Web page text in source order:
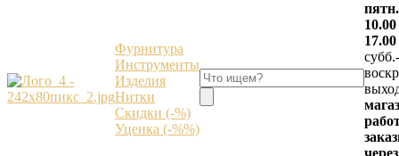
Фурнитура
Инструменты
Изделия
Нитки
Скидки (-%)
Уценка (-%%)
17.00
субб.-